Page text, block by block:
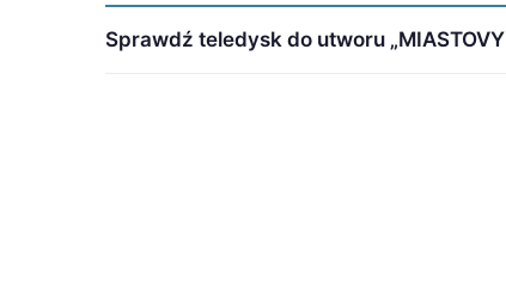
Sprawdź teledysk do utworu